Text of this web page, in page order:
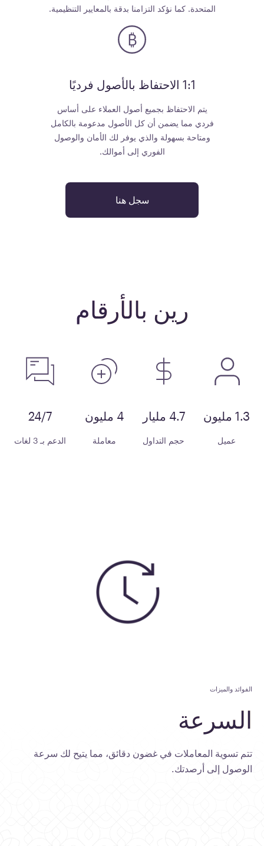
المتحدة. كما نؤكد التزامنا بدقة بالمعايير التنظيمية.
1:1 الاحتفاظ بالأصول فرديًا
يتم الاحتفاظ بجميع أصول العملاء على أساس
فردي مما يضمن أن كل الأصول مدعومة بالكامل
ومتاحة بسهولة والذي يوفر لك الأمان والوصول
الفوري إلى أموالك.
سجل هنا
رين بالأرقام
1.3 مليون
عميل
4.7 مليار
حجم التداول
4 مليون
معاملة
24/7
الدعم بـ 3 لغات
الفوائد والميزات
السرعة
تتم تسوية المعاملات في غضون دقائق، مما يتيح لك سرعة
الوصول إلى أرصدتك.